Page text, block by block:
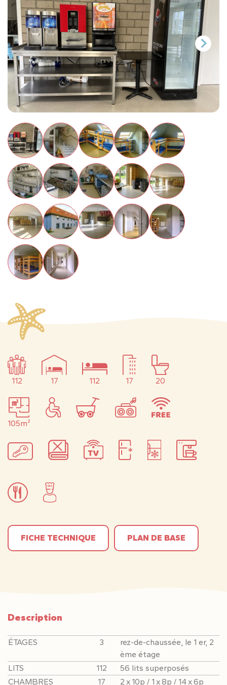
112 17 112 17 20
105m²
FICHE TECHNIQUE PLAN DE BASE
Description
ÉTAGES 3
rez-de-chaussée, le 1 er, 2
ème étage
LITS
112
56 lits superposés
CHAMBRES
17 2 x 10p / 1 x 8p / 14 x 6p